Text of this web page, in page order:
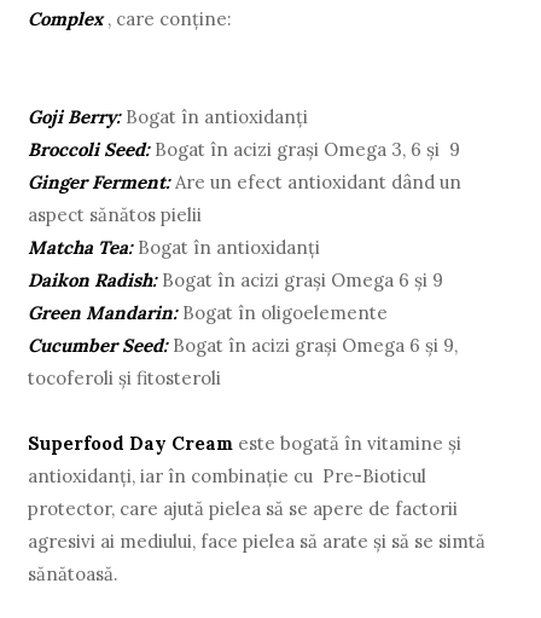
Complex, care conține:
Goji Berry: Bogat în antioxidanți
Broccoli Seed: Bogat în acizi grași Omega 3, 6 și 9
Ginger Ferment:Are un efect antioxidant dând un
aspect sănătos pielii
Matcha Tea: Bogat în antioxidanți
Daikon Radish: Bogat în acizi grași Omega 6 și 9
Green Mandarin: Bogat în oligoelemente
Cucumber Seed: Bogat în acizi grași Omega 6 și 9,
tocoferoli și fitosteroli
Superfood Day Cream este bogată în vitamine și
antioxidanți, iar în combinație cu Pre-Bioticul
protector, care ajută pielea să se apere de factorii
agresivi ai mediului, face pielea să arate și să se simtă
sănătoasă.